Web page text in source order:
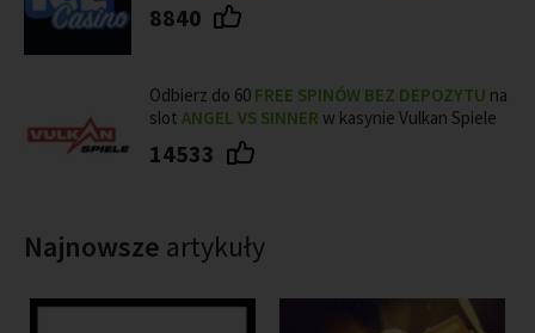
8840
Odbierz do 60 FREE SPINÓW BEZ DEPOZYTU na
slot ANGEL VS SINNER w kasynie Vulkan Spiele
14533
Najnowsze artykuły